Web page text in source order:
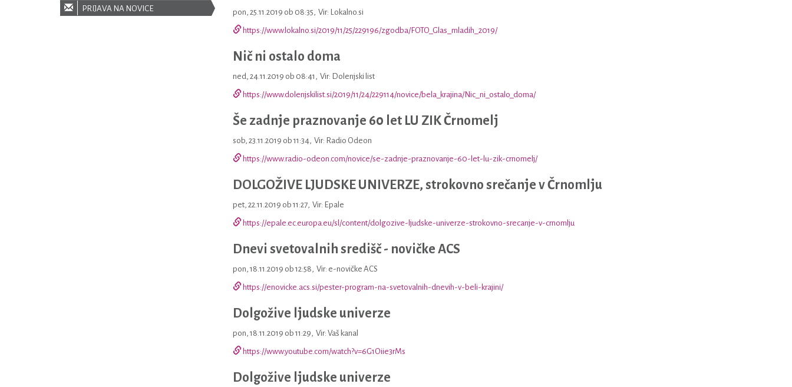
pon, 25.11.2019 ob 08:35, Vir: Lokalno.si
https://www.lokalno.si/2019/11/25/229196/zgodba/FOTO_Glas_mladih_2019/
Nič ni ostalo doma
ned, 24.11.2019 ob 08:41 , Vir: Dolenjski list
https://www.dolenjskilist.si/2019/11/24/229114/novice/bela_krajina/Nic_ni_ostalo_doma/
Še zadnje praznovanje 60 let LU ZIK Črnomelj
sob, 23.11.2019 ob 11:34, Vir: Radio Odeon
https://www.radio-odeon.com/novice/se-zadnje-praznovanje-60-let-lu-zik-crnomelj/
DOLGOŽIVE LJUDSKE UNIVERZE, strokovno srečanje v Črnomlju
pet, 22.11.2019 ob 11:27, Vir: Epale
https://epale.ec.europa.eu/sl/content/dolgozive-ljudske-univerze-strokovno-srecanje-v-crnomlju
Dnevi svetovalnih središč - novičke ACS
pon, 18.11.2019 ob 12:58, Vir: e-novičke ACS
https://enovicke.acs.si/pester-program-na-svetovalnih-dnevih-v-beli-krajini/
Dolgožive ljudske univerze
pon, 18.11.2019 ob 11:29, Vir: Vaš kanal
https://www.youtube.com/watch?v=6G1Oiie3rMs
Dolgožive ljudske univerze
PRIJAVA NA NOVICE